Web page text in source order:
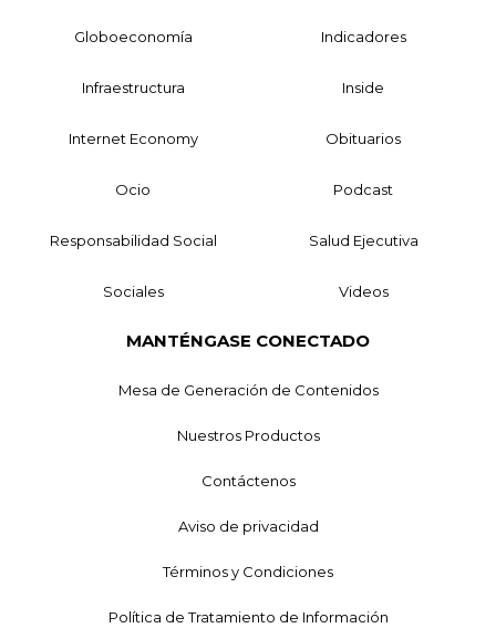
Globoeconomía Indicadores
Infraestructura Inside
Internet Economy Obituarios
Ocio Podcast
Responsabilidad Social Salud Ejecutiva
Sociales Videos
MANTÉNGASE CONECTADO
Mesa de Generación de Contenidos
Nuestros Productos
Contáctenos
Aviso de privacidad
Términos y Condiciones
Política de Tratamiento de Información